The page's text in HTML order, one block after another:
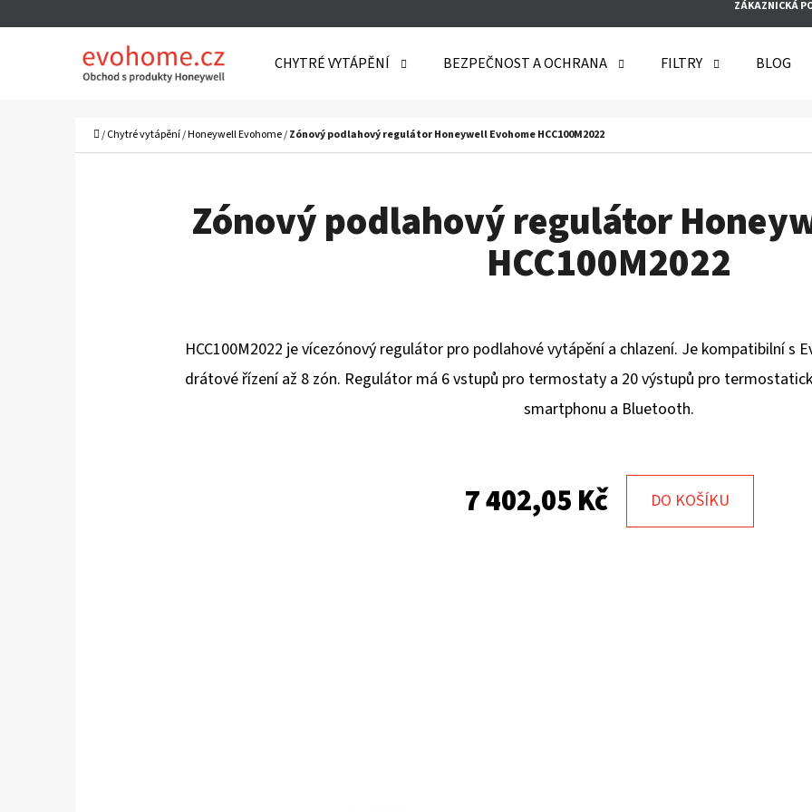
ZÁKAZNICKÁ
CHYTRÉ VYTÁPĚNÍ BEZPEČNOST A OCHRANA FILTRY BLOG
Domů
/Chytré vytápění/Honeywell Evohome/Zónový podlahový regulátor Honeywell Evohome HCC100M2022
Zónový podlahový regulátor
HCC100M2022
HCC100M2022 je vícezónový regulátor pro podlahové vytápění a chlazení. Je kompatibilní s
drátové řízení až 8 zón. Regulátor má 6 vstupů pro termostaty a 20 výstupů pro
smartphonu a Bluetooth.
7 402,05 Kč DO KOŠÍKU
DOPORUČUJEME